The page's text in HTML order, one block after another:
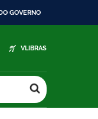
GOVERNO
VLIBRAS